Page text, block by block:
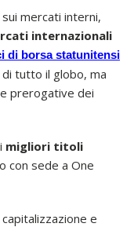
sui mercati interni,
internazionali
di borsa statunitensi
tutto il globo, ma
prerogative dei
migliori titoli
con sede a One
e